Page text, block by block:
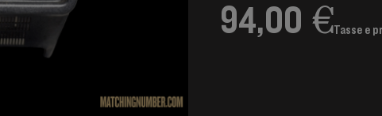
94,00 €Tasse e